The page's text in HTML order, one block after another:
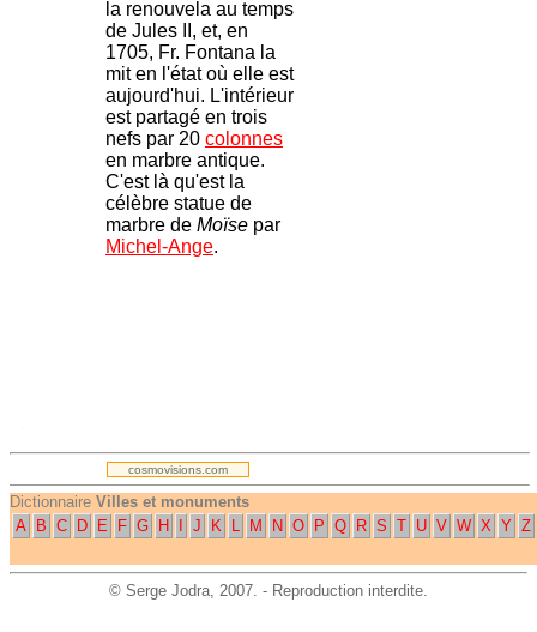
la renouvela au temps
de Jules II, et, en
1705, Fr. Fontana la
mit en l'état où elle est
aujourd'hui. L'intérieur
est partagé en trois
nefs par 20 colonnes
en marbre antique.
C'est là qu'est la
célèbre statue de
marbre de Moïse par
Michel-Ange.
.
cosmovisions.com
Dictionnaire Villes et monuments
A
B C D E F G H J K L M N O P Q R S T U V W X Y Z
© Serge Jodra, 2007. - Reproduction interdite.